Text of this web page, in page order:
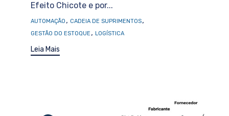
Efeito Chicote e por...
Tags
AUTOMAÇÃO , CADEIA DE SUPRIMENTOS,
GESTÃO DO ESTOQUE , LOGÍSTICA
Leia Mais